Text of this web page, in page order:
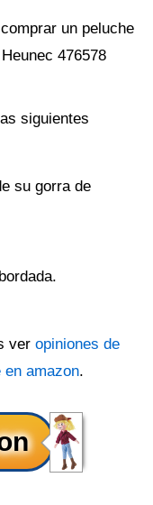
un peluche
476578
siguientes
su gorra de
ver opiniones de
en amazon.